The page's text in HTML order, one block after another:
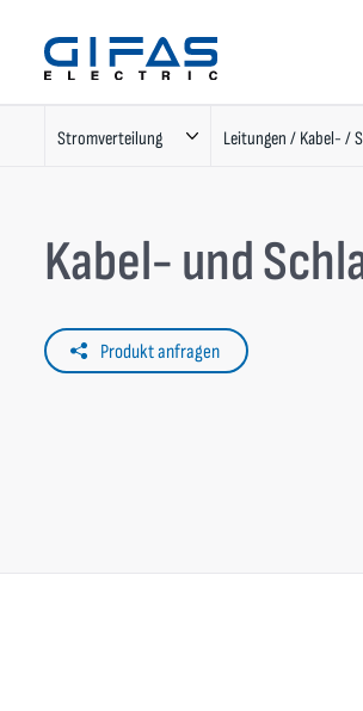
Stromverteilung Leitungen / Kabel- /
Kabel- und
Produkt anfragen